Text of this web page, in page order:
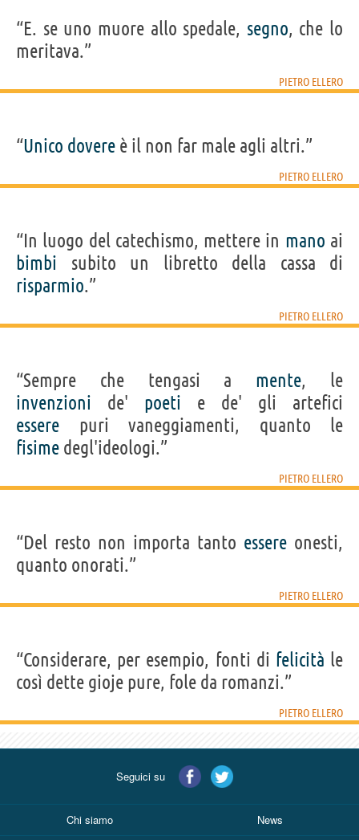
“E. se uno muore allo spedale, segno, che lo
meritava.”
PIETRO ELLERO
“Unico dovere è il non far male agli altri.”
PIETRO ELLERO
“In luogo del catechismo, mettere in mano ai
bimbi subito un libretto della cassa di
risparmio.”
PIETRO ELLERO
“Sempre che tengasi a mente, le
invenzioni de' poeti e de' gli artefici
essere puri vaneggiamenti, quanto le
fisime degl'ideologi.”
PIETRO ELLERO
“Del resto non importa tanto essere onesti,
quanto onorati.”
PIETRO ELLERO
“Considerare, per esempio, fonti di felicità le
così dette gioje pure, fole da romanzi.”
PIETRO ELLERO
Seguici su
Chi siamo News